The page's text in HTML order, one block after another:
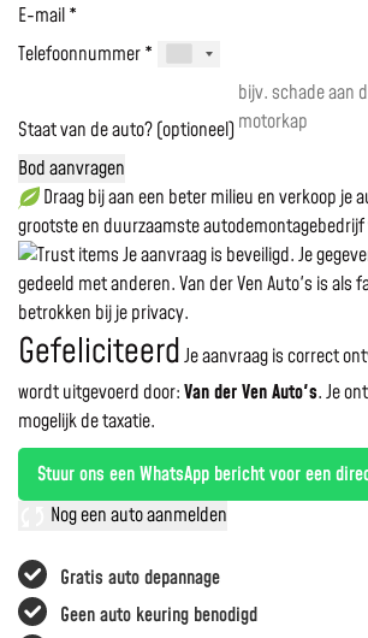
Gratis auto depannage
Geen auto keuring benodigd
E-mail *
Telefoonnummer *
Staat van de auto? (optioneel)
Bod aanvragen
Draag bij aan een beter milieu en verkoop je
grootste en duurzaamste autodemontagebedrijf
Je aanvraag is beveiligd. Je
gedeeld met anderen. Van der Ven Auto's is als
betrokken bij je privacy.
GefeliciteerdJe aanvraag is correct
wordt uitgevoerd door:Van der Ven Auto's.Je
mogelijk de taxatie.
Stuur ons een WhatsApp bericht voor een
Nog een auto aanmelden